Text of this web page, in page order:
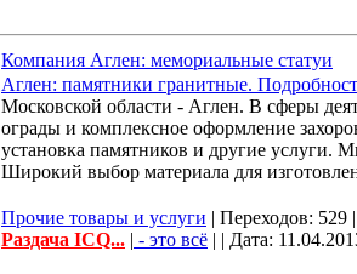
Компания Аглен: мемориальные статуи
Аглен: памятники гранитные.
Московской области - Аглен. В сферы
ограды и комплексное оформление
установка памятников и другие услуги.
Широкий выбор материала для
Прочие товары и услуги | Переходов: 529
Раздача ICQ... | - это всё | | Дата: